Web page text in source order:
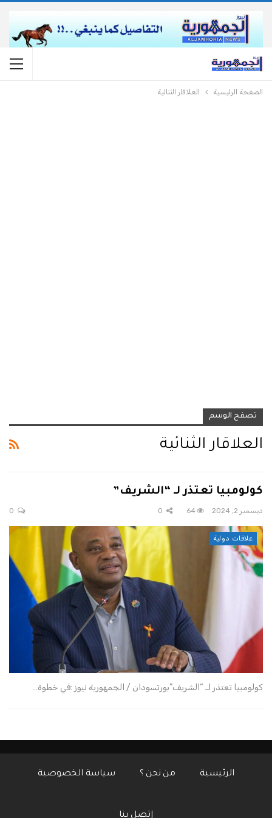
الصفحة الرئيسية العلاقار الثنائية
تصفح الوسم
العلاقار الثنائية
كولومبيا تعتذر لـ “الشريف”
ديسمبر 2, 2024 64
علاقات دولية
كولومبيا تعتذر لـ “الشريف”بورتسودان / الجمهورية نيوز :في خطوة…
الرئيسية من نحن ؟ سياسة الخصوصية
إتصل بنا